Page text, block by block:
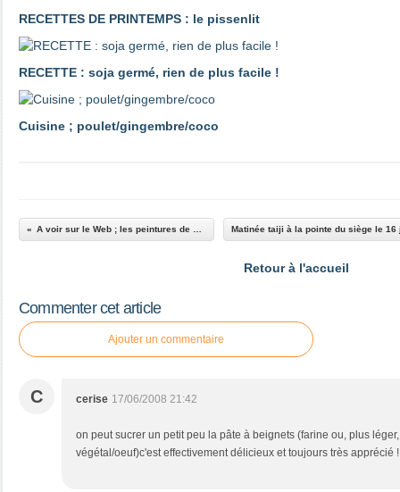
RECETTES DE PRINTEMPS : le pissenlit
RECETTE : soja germé, rien de plus facile !
Cuisine ; poulet/gingembre/coco
Retour à l'accueil
Commenter cet article
Ajouter un commentaire
C cerise 17/06/2008 21:42
on peut sucrer un petit peu la pâte à beignets (farine ou, plus
végétal/oeuf)c'est effectivement délicieux et toujours très apprécié !